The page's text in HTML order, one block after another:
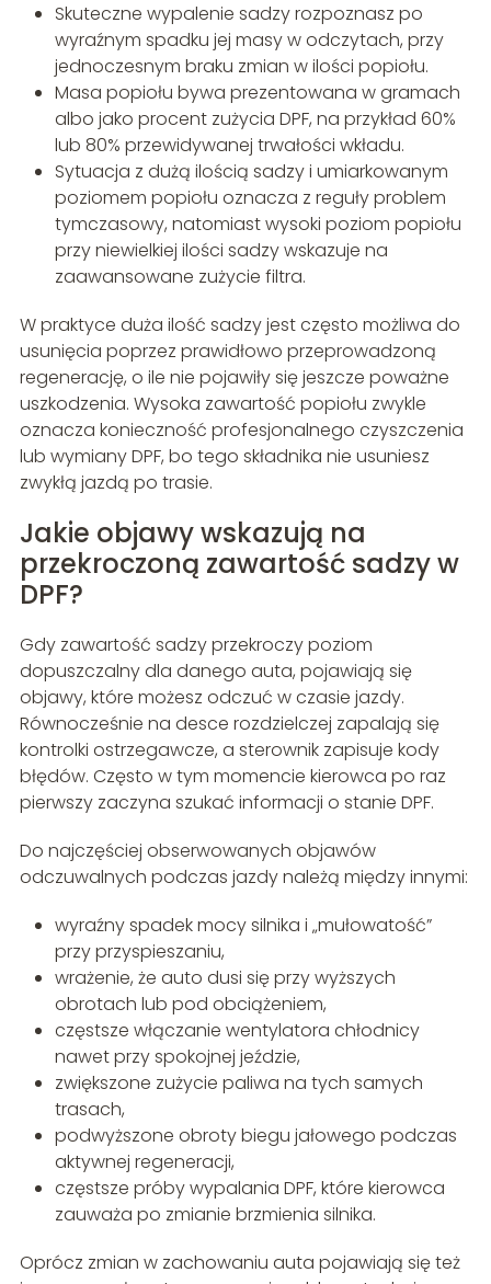
Skuteczne wypalenie sadzy rozpoznasz po
wyraźnym spadku jej masy w odczytach, przy
jednoczesnym braku zmian w ilości popiołu.
Masa popiołu bywa prezentowana w gramach
albo jako procent zużycia DPF, na przykład 60%
lub 80% przewidywanej trwałości wkładu.
Sytuacja z dużą ilością sadzy i umiarkowanym
poziomem popiołu oznacza z reguły problem
tymczasowy, natomiast wysoki poziom popiołu
przy niewielkiej ilości sadzy wskazuje na
zaawansowane zużycie filtra.
W praktyce duża ilość sadzy jest często możliwa do
usunięcia poprzez prawidłowo przeprowadzoną
regenerację, o ile nie pojawiły się jeszcze poważne
uszkodzenia. Wysoka zawartość popiołu zwykle
oznacza konieczność profesjonalnego czyszczenia
lub wymiany DPF, bo tego składnika nie usuniesz
zwykłą jazdą po trasie.
Jakie objawy wskazują na
przekroczoną zawartość sadzy w
DPF?
Gdy zawartość sadzy przekroczy poziom
dopuszczalny dla danego auta, pojawiają się
objawy, które możesz odczuć w czasie jazdy.
Równocześnie na desce rozdzielczej zapalają się
kontrolki ostrzegawcze, a sterownik zapisuje kody
błędów. Często w tym momencie kierowca po raz
pierwszy zaczyna szukać informacji o stanie DPF.
Do najczęściej obserwowanych objawów
odczuwalnych podczas jazdy należą między innymi:
wyraźny spadek mocy silnika i „mułowatość”
przy przyspieszaniu,
wrażenie, że auto dusi się przy wyższych
obrotach lub pod obciążeniem,
częstsze włączanie wentylatora chłodnicy
nawet przy spokojnej jeździe,
zwiększone zużycie paliwa na tych samych
trasach,
podwyższone obroty biegu jałowego podczas
aktywnej regeneracji,
częstsze próby wypalania DPF, które kierowca
zauważa po zmianie brzmienia silnika.
Oprócz zmian w zachowaniu auta pojawiają się też